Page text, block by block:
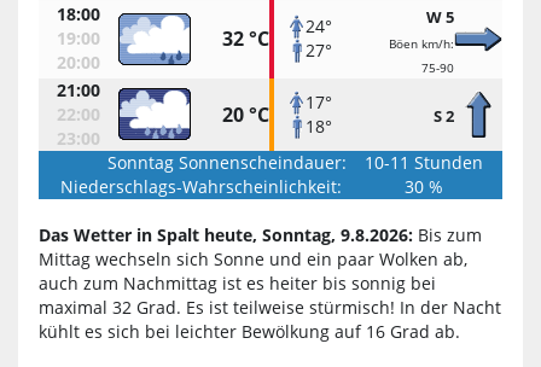
18:00
19:00
20:00
32 °C
24°
27°
W 5
Böen km/h:
75-90
21:00
22:00
23:00
20 °C
17°
18°
S 2
Sonntag Sonnenscheindauer:
10-11 Stunden
Niederschlags-Wahrscheinlichkeit:
30 %
Das Wetter in Spalt heute, Sonntag, 9.8.2026: Bis zum
Mittag wechseln sich Sonne und ein paar Wolken ab,
auch zum Nachmittag ist es heiter bis sonnig bei
maximal 32 Grad. Es ist teilweise stürmisch! In der Nacht
kühlt es sich bei leichter Bewölkung auf 16 Grad ab.